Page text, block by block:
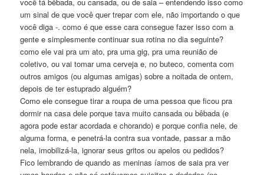
um sinal de que você quer trepar com ele, não importando o que
você diga -. como é que esse cara consegue fazer isso com a
gente e simplesmente continuar sua rotina no dia seguinte?
como ele vai pra um ato, pra uma gig, pra uma reunião de
coletivo, ou vai tomar uma cerveja e, no buteco, comenta com
outros amigos (ou algumas amigas) sobre a noitada de ontem,
depois de ter estuprado alguém?
Como ele consegue tirar a roupa de uma pessoa que ficou pra
dormir na casa dele porque tava muito cansada ou bêbada (e
agora pode estar acordada e chorando) e porque confia nele, de
alguma forma, e penetrá-la contra sua vontade, passar a mão
nela, imobilizá-la, ignorar seus gritos ou apelos ou pedidos?
Fico lembrando de quando as meninas íamos de saia pra ver